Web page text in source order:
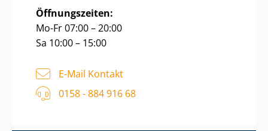
Öffnungszeiten:
Mo-Fr 07:00 – 20:00
Sa 10:00 – 15:00
E-Mail Kontakt
0158 - 884 916 68